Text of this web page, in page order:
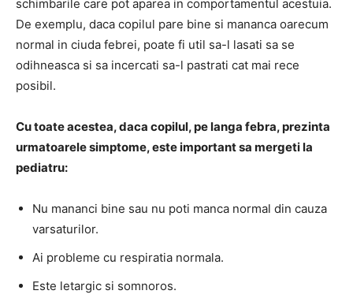
schimbarile care pot aparea in comportamentul acestuia.
De exemplu, daca copilul pare bine si mananca oarecum
normal in ciuda febrei, poate fi util sa-l lasati sa se
odihneasca si sa incercati sa-l pastrati cat mai rece
posibil.
Cu toate acestea, daca copilul, pe langa febra, prezinta
urmatoarele simptome, este important sa mergeti la
pediatru:
Nu mananci bine sau nu poti manca normal din cauza
varsaturilor.
Ai probleme cu respiratia normala.
Este letargic si somnoros.